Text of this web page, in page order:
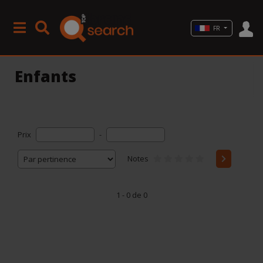
FR
Enfants
Prix -
Notes
1 - 0 de 0